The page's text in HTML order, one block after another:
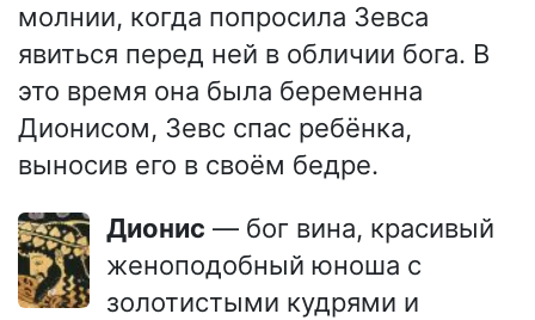
молнии, когда попросила Зевса
явиться перед ней в обличии бога. В
это время она была беременна
Дионисом, Зевс спас ребёнка,
выносив его в своём бедре.
Дионис — бог вина, красивый
женоподобный юноша с
золотистыми кудрями и